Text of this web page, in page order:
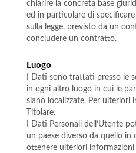
chiarire la concreta base
ed in particolare di
sulla legge, previsto da un
concludere un contratto.
Luogo
I Dati sono trattati presso le
in ogni altro luogo in cui le
siano localizzate. Per ulteriori
Titolare.
I Dati Personali dell’Utente
un paese diverso da quello in
ottenere ulteriori